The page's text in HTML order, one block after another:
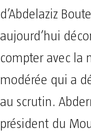
d’Abdelaziz
aujourd’hui
compter avec la
modérée qui a
au scrutin.
président du